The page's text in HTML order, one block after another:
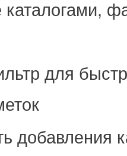
каталогами,
для
добавления